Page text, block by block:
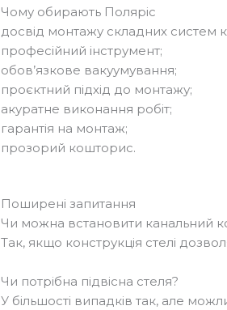
Чому обирають Поляріс
досвід монтажу складних систем
професійний інструмент;
обов’язкове вакуумування;
проєктний підхід до монтажу;
акуратне виконання робіт;
гарантія на монтаж;
прозорий кошторис.
Поширені запитання
Чи можна встановити канальний
Так, якщо конструкція стелі
Чи потрібна підвісна стеля?
У більшості випадків так, але